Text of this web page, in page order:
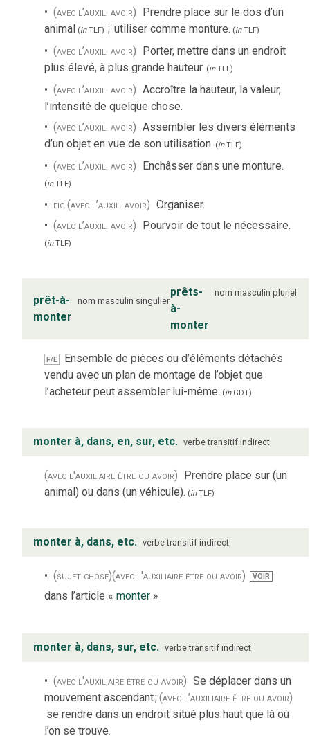
(avec l’auxil. avoir) Prendre place sur le dos d’un
animal (inTLF) ; utiliser comme monture. (inTLF)
(avec l’auxil. avoir) Porter, mettre dans un endroit
plus élevé, à plus grande hauteur. (inTLF)
(avec l’auxil. avoir) Accroître la hauteur, la valeur,
l’intensité de quelque chose.
(avec l’auxil. avoir) Assembler les divers éléments
d’un objet en vue de son utilisation. (inTLF)
(avec l’auxil. avoir) Enchâsser dans une monture.
(inTLF)
fig.(avec l’auxil. avoir) Organiser.
(avec l’auxil. avoir) Pourvoir de tout le nécessaire.
(inTLF)
prêt-à-
monter
nom masculin singulier
prêts-
à-
monter
nom masculin pluriel
F/E
Ensemble de pièces ou d’éléments détachés
vendu avec un plan de montage de l’objet que
l’acheteur peut assembler lui-même. (inGDT)
monter à, dans, en, sur, etc. verbe transitif indirect
(avec l'auxiliaire être ou avoir) Prendre place sur (un
animal) ou dans (un véhicule). (inTLF)
monter à, dans, etc. verbe transitif indirect
(sujet chose)(avec l'auxiliaire être ou avoir) VOIR
dans l’article « monter »
monter à, dans, sur, etc. verbe transitif indirect
(avec l'auxiliaire être ou avoir) Se déplacer dans un
mouvement ascendant;(avec l’auxiliaire être ou avoir)
se rendre dans un endroit situé plus haut que là où
l’on se trouve.